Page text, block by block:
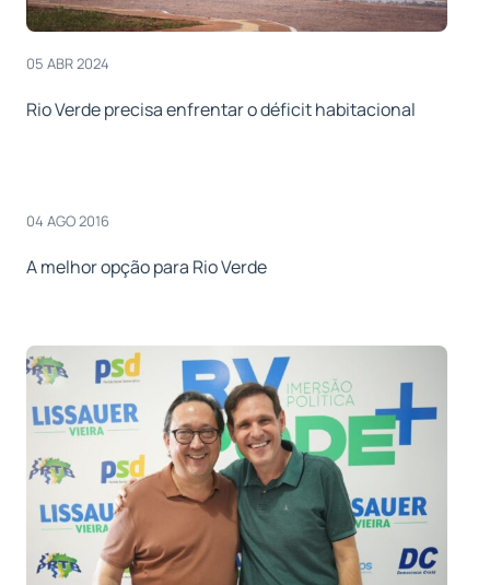
05 ABR 2024
Rio Verde precisa enfrentar o déficit habitacional
04 AGO 2016
A melhor opção para Rio Verde